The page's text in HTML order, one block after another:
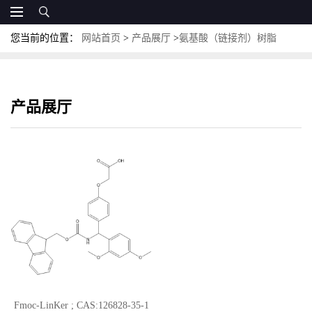
您当前的位置： 网站首页 > 产品展厅 >氨基酸（链接剂）树脂
产品展厅
Fmoc-LinKer ; CAS:126828-35-1